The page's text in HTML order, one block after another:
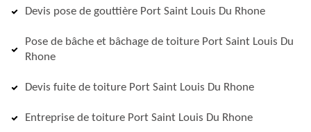
Devis pose de gouttière Port Saint Louis Du Rhone
Pose de bâche et bâchage de toiture Port Saint Louis Du
Rhone
Devis fuite de toiture Port Saint Louis Du Rhone
Entreprise de toiture Port Saint Louis Du Rhone